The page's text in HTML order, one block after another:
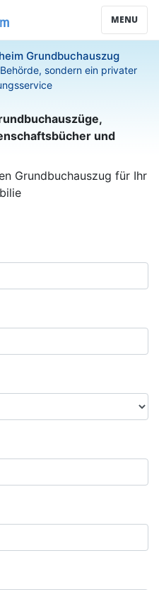
MENU
Grundbuchauszug
sondern ein privater
und
Grundbuchauszug für Ihr